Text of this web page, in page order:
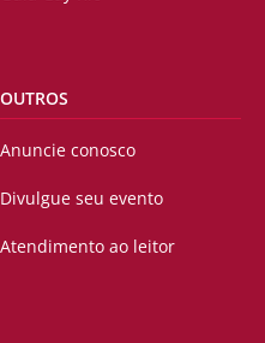
OUTROS
Anuncie conosco
Divulgue seu evento
Atendimento ao leitor